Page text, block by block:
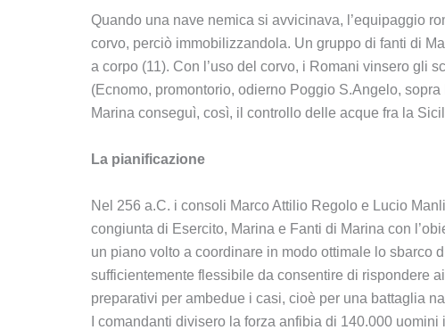
Quando una nave nemica si avvicinava, l’equipaggio
corvo, perciò immobilizzandola. Un gruppo di fanti di
a corpo (11). Con l’uso del corvo, i Romani vinsero gli
(Ecnomo, promontorio, odierno Poggio S.Angelo,
Marina conseguì, così, il controllo delle acque fra la
La pianificazione
Nel 256 a.C. i consoli Marco Attilio Regolo e Lucio
congiunta di Esercito, Marina e Fanti di Marina con
un piano volto a coordinare in modo ottimale lo sbarco
sufficientemente flessibile da consentire di rispondere
preparativi per ambedue i casi, cioè per una battaglia
I comandanti divisero la forza anfibia di 140.000